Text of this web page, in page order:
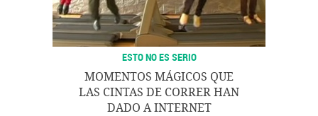
ESTO NO ES SERIO
MOMENTOS MÁGICOS QUE
LAS CINTAS DE CORRER HAN
DADO A INTERNET